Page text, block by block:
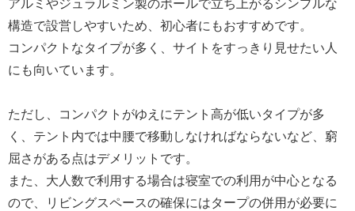
アルミやジュラルミン製のポールで立ち上がるシンプルな
構造で設営しやすいため、初心者にもおすすめです。
コンパクトなタイプが多く、サイトをすっきり見せたい人
にも向いています。
ただし、コンパクトがゆえにテント高が低いタイプが多
く、テント内では中腰で移動しなければならないなど、窮
屈さがある点はデメリットです。
また、大人数で利用する場合は寝室での利用が中心となる
ので、リビングスペースの確保にはタープの併用が必要に